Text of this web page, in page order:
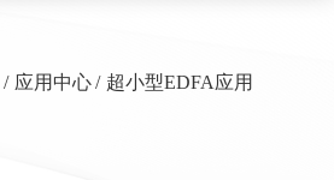
应用中心 超小型EDFA应用